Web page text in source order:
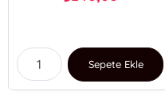
Sepete Ekle